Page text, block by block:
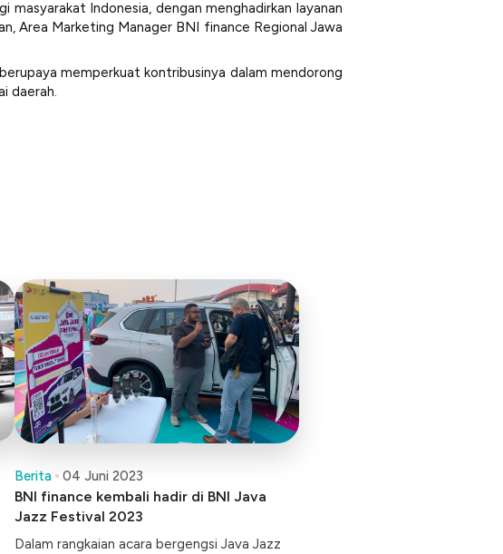
Indonesia, dengan menghadirkan layanan
Area Marketing Manager BNI finance Regional Jawa
memperkuat kontribusinya dalam mendorong
daerah.
Berita 04 Juni 2023
BNI finance kembali hadir di BNI Java
Jazz Festival 2023
Dalam rangkaian acara bergengsi Java Jazz